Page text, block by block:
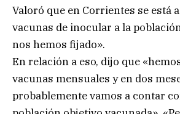
Valoró que en Corrientes se está
vacunas de inocular a la
nos hemos fijado».
En relación a eso, dijo que
vacunas mensuales y en dos
probablemente vamos a contar